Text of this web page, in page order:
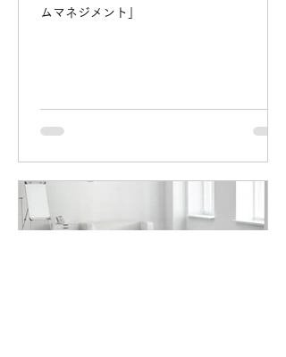
ムマネジメント」